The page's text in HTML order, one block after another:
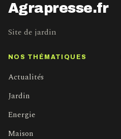
Agrapresse.fr
Site de jardin
NOS THÉMATIQUES
Actualités
Jardin
Energie
Maison